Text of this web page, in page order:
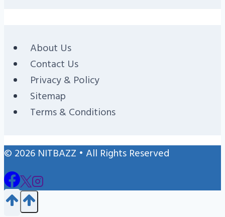
About Us
Contact Us
Privacy & Policy
Sitemap
Terms & Conditions
© 2026 NITBAZZ • All Rights Reserved